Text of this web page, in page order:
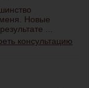
меня. Новые
...
консультацию